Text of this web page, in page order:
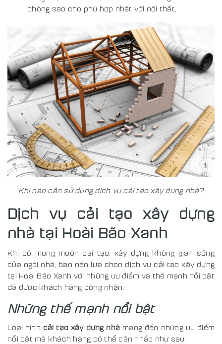
phòng sao cho phù hợp nhất với nội thất.
Khi nào cần sử dụng dịch vụ cải tạo xây dựng nhà?
Dịch vụ cải tạo xây dựng
nhà tại Hoài Bão Xanh
Khi có mong muốn cải tạo, xây dựng không gian sống
của ngôi nhà, bạn nên lựa chọn dịch vụ cải tạo xây dựng
tại Hoài Bão Xanh với những ưu điểm và thế mạnh nổi bật
đã được khách hàng công nhận.
Những thế mạnh nổi bật
Loại hình cải tạo xây dựng nhà mang đến những ưu điểm
nổi bật mà khách hàng có thể cân nhắc như sau: